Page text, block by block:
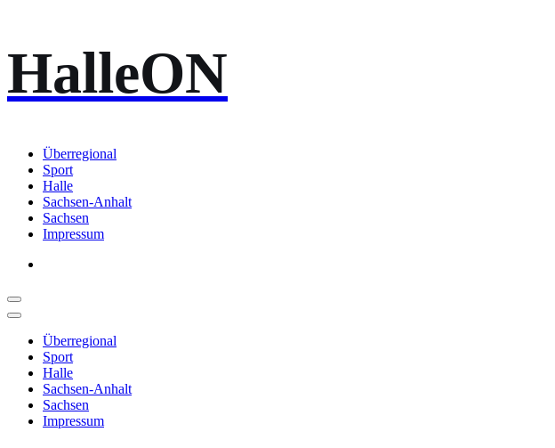
Inhalt
springen
HalleON
Überregional
Sport
Halle
Sachsen-Anhalt
Sachsen
Impressum
Überregional
Sport
Halle
Sachsen-Anhalt
Sachsen
Impressum